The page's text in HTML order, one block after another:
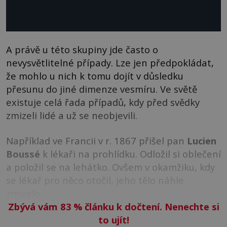
A právě u této skupiny jde často o
nevysvětlitelné případy. Lze jen předpokládat,
že mohlo u nich k tomu dojít v důsledku
přesunu do jiné dimenze vesmíru. Ve světě
existuje celá řada případů, kdy před svědky
zmizeli lidé a už se neobjevili.
Například ve Francii v r. 1867 přišel pan Lucien
Boussé k lékaři na prohlídku. Odložil si oblečení
a položil se na lehátko. Ovšem v okamžiku, kdy
se lékař pro něco otočil, jeho tělo náhle
Zbývá vám 83 %článku k dočtení. Nenechte si
to ujít!